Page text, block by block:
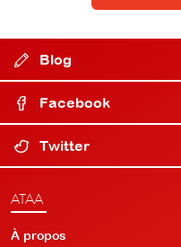
Blog
Facebook
Twitter
ATAA
À propos